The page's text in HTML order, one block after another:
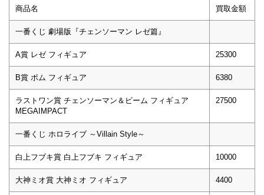
商品名 買取金額
一番くじ 劇場版『チェンソーマン レゼ篇』
A賞 レゼ フィギュア 25300
B賞 ボム フィギュア 6380
ラストワン賞 チェンソーマン＆ビーム フィギュア
MEGAIMPACT
27500
一番くじ ホロライブ ～Villain Style～
白上フブキ賞 白上フブキ フィギュア 10000
大神ミオ賞 大神ミオ フィギュア 4400